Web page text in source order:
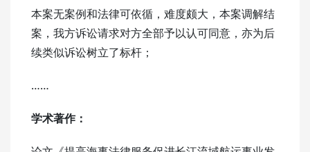
本案无案例和法律可依循，难度颇大，本案调解结
案，我方诉讼请求对方全部予以认可同意，亦为后
续类似诉讼树立了标杆；
……
学术著作：